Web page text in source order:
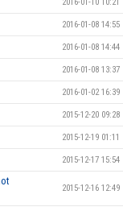
2016-01-08 14:55
2016-01-08 14:44
2016-01-08 13:37
2016-01-02 16:39
2015-12-20 09:28
2015-12-19 01:11
2015-12-17 15:54
2015-12-16 12:49